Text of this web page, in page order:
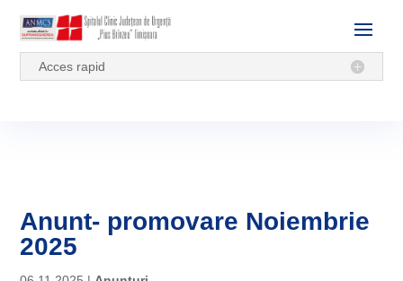
Acces rapid
Anunt- promovare Noiembrie
2025